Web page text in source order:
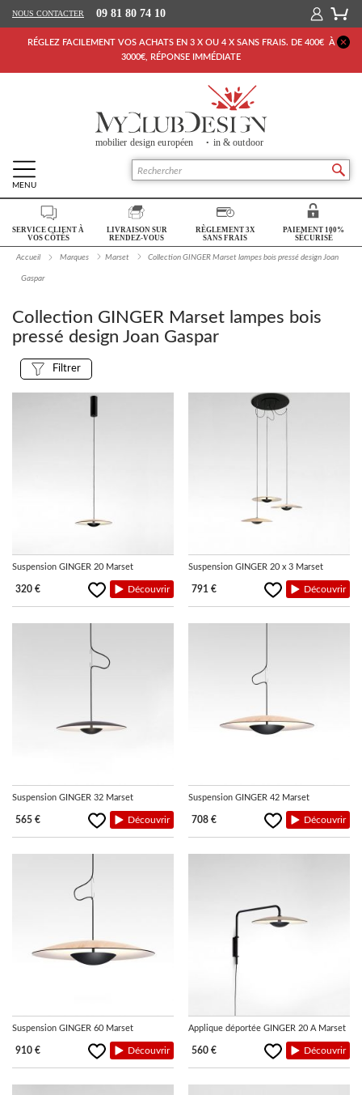
NOUS CONTACTER 09 81 80 74 10
RÉGLEZ FACILEMENT VOS ACHATS EN 3 X OU 4 X SANS FRAIS. DE 400€ À
3000€, RÉPONSE IMMÉDIATE
MENU
Retour Accueil
SALON
OUTDOOR
LUMINAIRES
SERVICE CLIENT À
VOS CÔTÉS
LIVRAISON SUR
RENDEZ-VOUS
RÈGLEMENT 3X
SANS FRAIS
PAIEMENT 100%
SÉCURISÉ
Accueil Marques Marset Collection GINGER Marset lampes bois pressé design Joan
Gaspar
Collection GINGER Marset lampes bois
pressé design Joan Gaspar
Filtrer
Suspension GINGER 20 Marset
320 € Découvrir
Suspension GINGER 20 x 3 Marset
791 € Découvrir
Suspension GINGER 32 Marset
565 € Découvrir
Suspension GINGER 42 Marset
708 € Découvrir
Suspension GINGER 60 Marset
910 € Découvrir
Applique déportée GINGER 20 A Marset
560 € Découvrir